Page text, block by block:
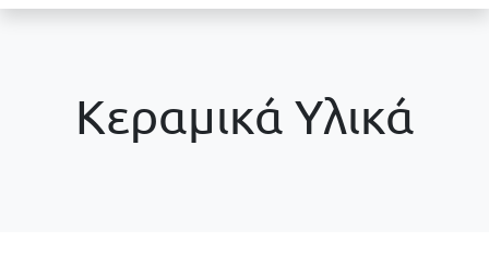
Κεραμικά Υλικά